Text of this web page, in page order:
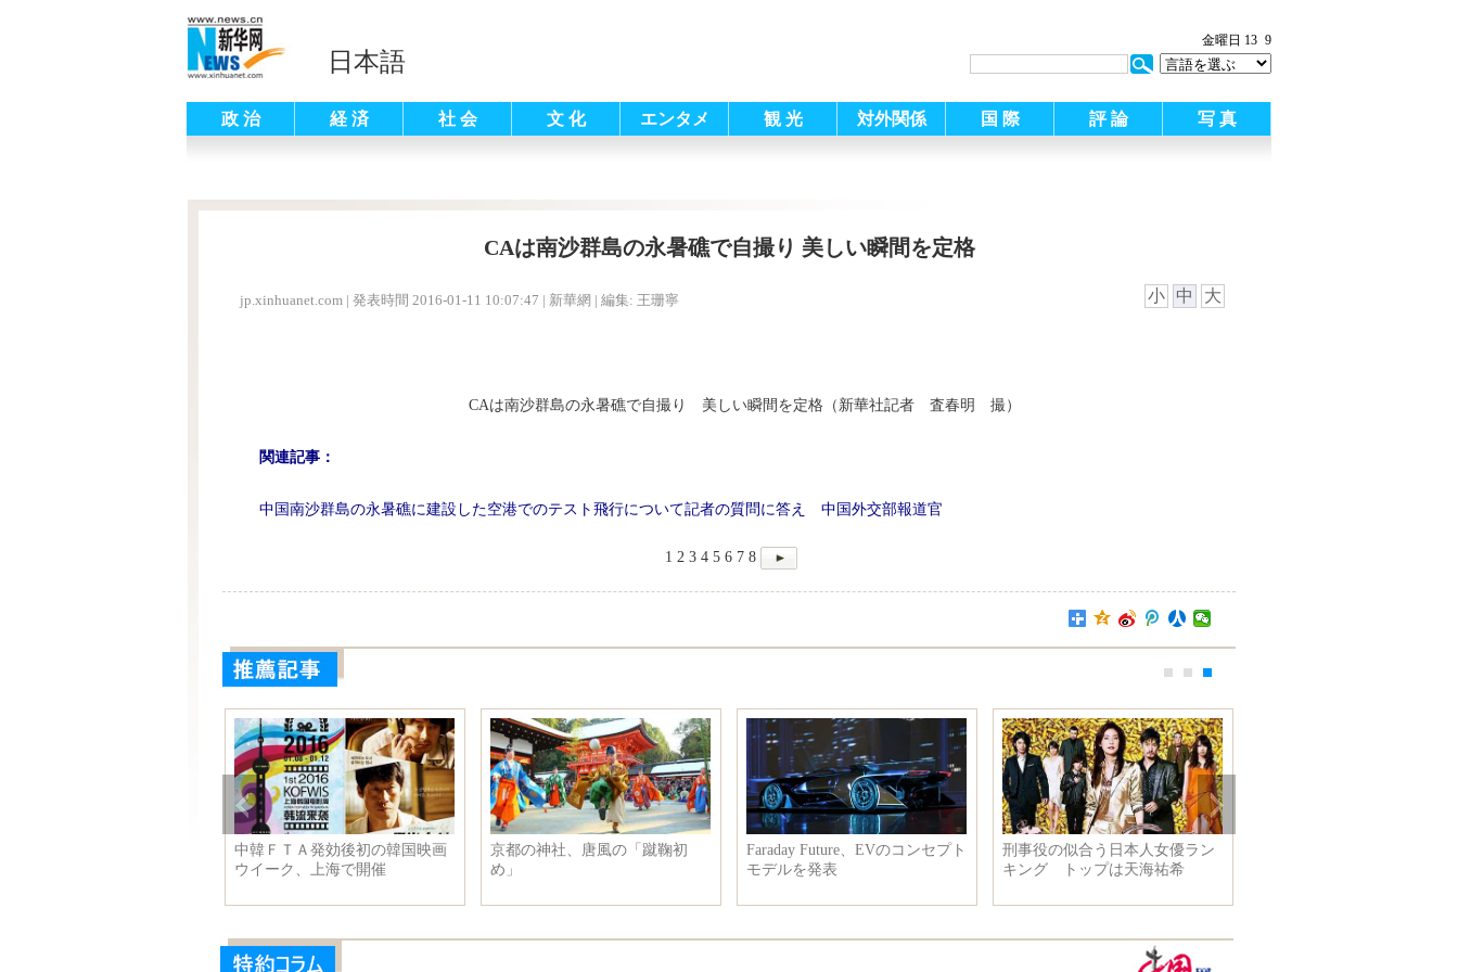
日本語
金曜日 13 9
政 治 経 済 社 会 文 化 エンタメ 観 光 対外関係 国 際 評 論 写 真
CAは南沙群島の永暑礁で自撮り 美しい瞬間を定格
jp.xinhuanet.com | 発表時間 2016-01-11 10:07:47 | 新華網 | 編集: 王珊寧 小 中 大
CAは南沙群島の永暑礁で自撮り 美しい瞬間を定格（新華社記者 査春明 撮）
関連記事：
中国南沙群島の永暑礁に建設した空港でのテスト飛行について記者の質問に答え 中国外交部報道官
1 2 3 4 5 6 7 8
中韓ＦＴＡ発効後初の韓国映画
ウイーク、上海で開催
京都の神社、唐風の「蹴鞠初
め」
Faraday Future、EVのコンセプト
モデルを発表
刑事役の似合う日本人女優ラン
キング トップは天海祐希